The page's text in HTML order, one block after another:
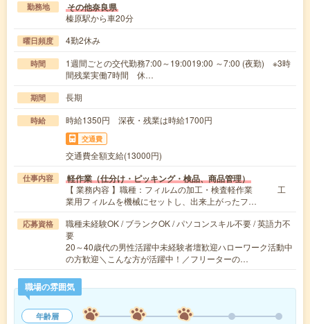
勤務地 その他奈良県
榛原駅から車20分
曜日頻度 4勤2休み
時間
1週間ごとの交代勤務7:00～19:0019:00 ～7:00 (夜勤) ※3時
間残業実働7時間 休…
期間 長期
時給 時給1350円 深夜・残業は時給1700円
交通費
交通費全額支給(13000円)
仕事内容 軽作業（仕分け・ピッキング・検品、商品管理）
【 業務内容 】職種：フィルムの加工・検査軽作業 工
業用フィルムを機械にセットし、出来上がったフ…
応募資格
職種未経験OK / ブランクOK / パソコンスキル不要 / 英語力不
要
20～40歳代の男性活躍中未経験者壇歓迎ハローワーク活動中
の方歓迎＼こんな方が活躍中！／フリーターの…
職場の雰囲気
年齢層